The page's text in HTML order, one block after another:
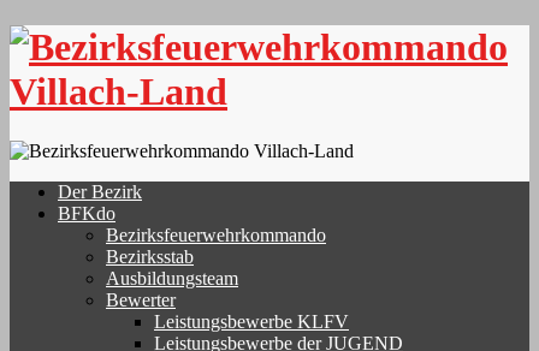
Skip
content
Der Bezirk
BFKdo
Bezirksfeuerwehrkommando
Bezirksstab
Ausbildungsteam
Bewerter
Leistungsbewerbe KLFV
Leistungsbewerbe der JUGEND